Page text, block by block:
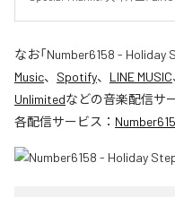
なお「Number6158 - Holiday
Music、 Spotify、 LINE MUSIC
Unlimitedなどの音楽配信サ
各配信サービス：